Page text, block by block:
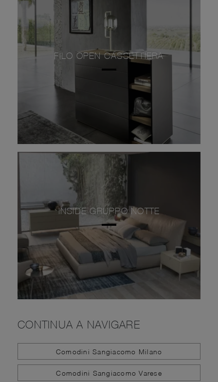
FILO OPEN CASSETTIERA
INSIDE GRUPPO NOTTE
CONTINUA A NAVIGARE
Comodini Sangiacomo Milano
Comodini Sangiacomo Varese